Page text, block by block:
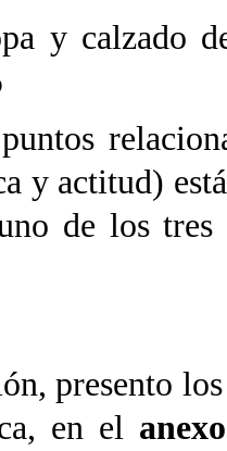
y calzado
y actitud)
de los
presento los
en el